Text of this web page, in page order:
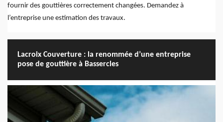
fournir des gouttières correctement changées. Demandez à
l’entreprise une estimation des travaux.
Lacroix Couverture : la renommée d’une entreprise
pose de gouttière à Bassercles